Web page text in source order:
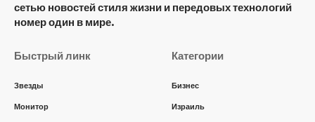
сетью новостей стиля жизни и передовых технологий
номер один в мире.
Быстрый линк
Звезды
Монитор
Категории
Бизнес
Израиль